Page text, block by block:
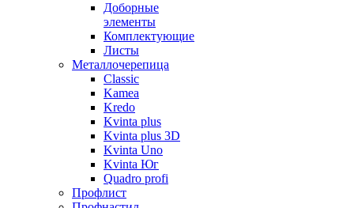
Доборные
элементы
Комплектующие
Листы
Металлочерепица
Classic
Kamea
Kredo
Kvinta plus
Kvinta plus 3D
Kvinta Uno
Kvinta Юг
Quadro profi
Профлист